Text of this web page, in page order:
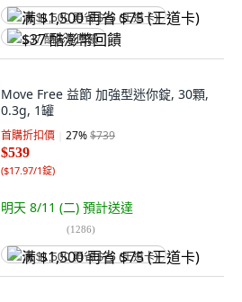
满 $1,500 再省 $75 (王道卡)
$37 酷澎幣回饋
Move Free 益節 加強型迷你錠, 30顆,
0.3g, 1罐
首購折扣價 27%$739
$539
($17.97/1錠)
明天 8/11 (二) 預計送達
(1286)
满 $1,500 再省 $75 (王道卡)